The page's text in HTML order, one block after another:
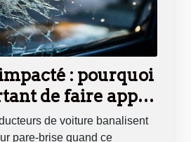
: pourquoi
de faire appel
de voiture banalisent
pare-brise quand ce